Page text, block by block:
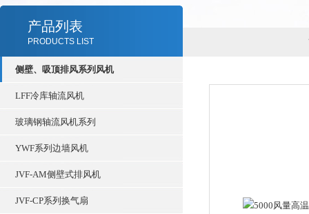
产品列表
PRODUCTS LIST
侧壁、吸顶排风系列风机
LFF冷库轴流风机
玻璃钢轴流风机系列
YWF系列边墙风机
JVF-AM侧壁式排风机
JVF-CP系列换气扇